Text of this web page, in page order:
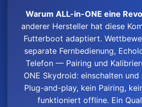
Warum ALL-in-ONE eine
anderer Hersteller hat diese
Futterboot adaptiert.
separate Fernbedienung,
Telefon — Pairing und
ONE Skydroid: einschalten
Plug-and-play, kein Pairing,
funktioniert offline. Ein